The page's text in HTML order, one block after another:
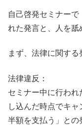
自己啓発セミナー
れた発言と、人を舐
まず、法律に関する
法律違反：
セミナー中に行われ
し込んだ時点でキ
半額を支払う」との